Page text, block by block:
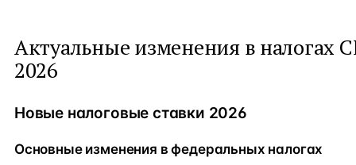
Актуальные изменения в налогах
2026
Новые налоговые ставки 2026
Основные изменения в федеральных налогах